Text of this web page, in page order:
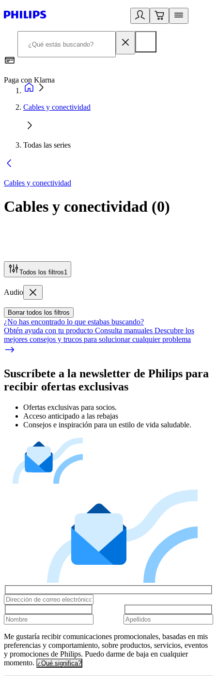
Paga con Klarna
Cables y conectividad
Todas las series
Cables y conectividad
Cables y conectividad (0)
Todos los filtros1
Audio
Borrar todos los filtros
¿No has encontrado lo que estabas buscando?
Obtén ayuda con tu producto Consulta manuales Descubre los
mejores consejos y trucos para solucionar cualquier problema
Suscríbete a la newsletter de Philips para
recibir ofertas exclusivas
Ofertas exclusivas para socios.
Acceso anticipado a las rebajas
Consejos e inspiración para un estilo de vida saludable.
Me gustaría recibir comunicaciones promocionales, basadas en mis
preferencias y comportamiento, sobre productos, servicios, eventos
y promociones de Philips. Puedo darme de baja en cualquier
momento. ¿Qué significa?